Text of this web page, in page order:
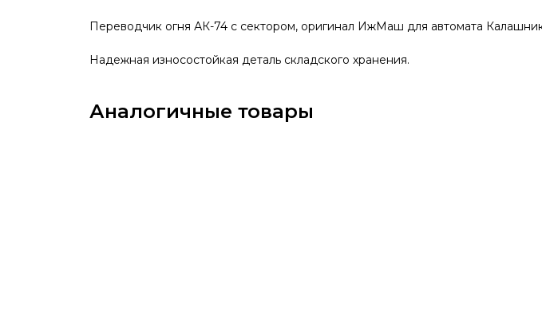
Переводчик огня АК-74 с сектором, оригинал ИжМаш для автомата
Надежная износостойкая деталь складского хранения.
Аналогичные товары